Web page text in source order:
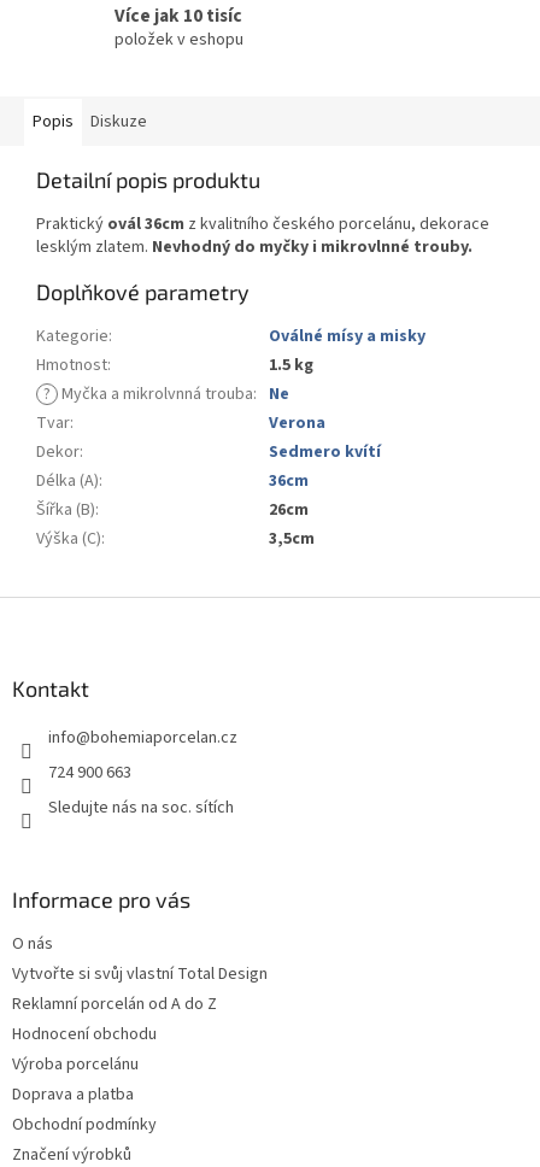
Více jak 10 tisíc
položek v eshopu
Popis Diskuze
Detailní popis produktu
Praktický ovál 36cm z kvalitního českého porcelánu, dekorace
lesklým zlatem. Nevhodný do myčky i mikrovlnné trouby.
Doplňkové parametry
Kategorie:
Oválné mísy a misky
Hmotnost:
1.5 kg
? Myčka a mikrolvnná trouba: Ne
Tvar:
Verona
Dekor:
Sedmero kvítí
Délka (A):
36cm
Šířka (B):
26cm
Výška (C): 3,5cm
Kontakt
info@bohemiaporcelan.cz
724 900 663
Sledujte nás na soc. sítích
Informace pro vás
O nás
Vytvořte si svůj vlastní Total Design
Reklamní porcelán od A do Z
Hodnocení obchodu
Výroba porcelánu
Doprava a platba
Obchodní podmínky
Značení výrobků